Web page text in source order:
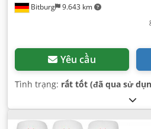
Bitburg 9.643 km
Yêu cầu
Tình trạng: rất tốt (đã qua sử